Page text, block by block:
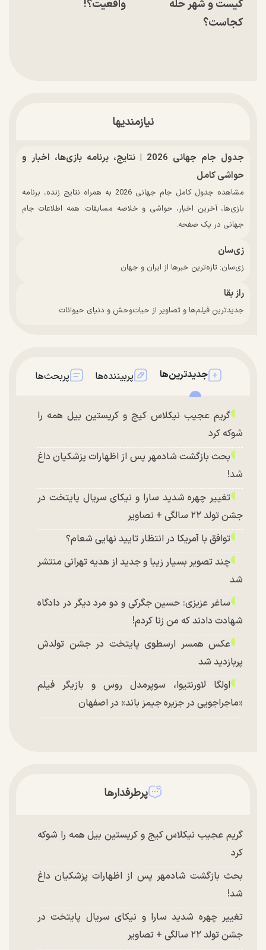
کیست و شهر حله
کجاست؟
واقعیت؟!
نیازمندیها
جدول جام جهانی 2026 | نتایج، برنامه بازی‌ها، اخبار و
حواشی کامل
مشاهده جدول کامل جام جهانی 2026 به همراه نتایج زنده، برنامه
بازی‌ها، آخرین اخبار، حواشی و خلاصه مسابقات. همه اطلاعات جام
جهانی در یک صفحه.
زی‌سان
زی‌سان: تازه‌ترین خبرها از ایران و جهان
راز بقا
جدیدترین فیلم‌ها و تصاویر از حیات‌وحش و دنیای حیوانات
جدیدترین‌ها پربیننده‌ها پربحث‌ها
گریم عجیب نیکلاس کیج و کریستین بیل همه را
شوکه کرد
بحث بازگشت شادمهر پس از اظهارات پزشکیان داغ
شد!
تغییر چهره شدید سارا و نیکای سریال پایتخت در
جشن تولد ۲۲ سالگی + تصاویر
توافق با آمریکا در انتظار تایید نهایی شعام؟
چند تصویر بسیار زیبا و جدید از هدیه تهرانی منتشر
شد
ساغر عزیزی: حسین جگرکی و دو مرد دیگر در دادگاه
شهادت دادند که من زنا کردم!
عکس همسر ارسطوی پایتخت در جشن تولدش
پربازدید شد
اولگا لاورنتیوا، سوپرمدل روس و بازیگر فیلم
«ماجراجویی در جزیره جیمز باند» در اصفهان
پرطرفدارها
گریم عجیب نیکلاس کیج و کریستین بیل همه را شوکه
کرد
بحث بازگشت شادمهر پس از اظهارات پزشکیان داغ
شد!
تغییر چهره شدید سارا و نیکای سریال پایتخت در
جشن تولد ۲۲ سالگی + تصاویر